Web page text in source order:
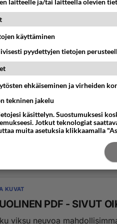
kuvanmuokkaajaa?
yhden kuvan
En osaa käyttää mitään
KUVAT
PDF - SIVUT
viksu neuvoa
laitteelle ja/tai laitteella olevien
käyttäminen
pyydettyjen tietojen
ehkäiseminen ja virheiden
tekninen jakelu
käsittelyn. Suostumuksesi
Jotkut teknologiat
muita asetuksia klikkaamalla